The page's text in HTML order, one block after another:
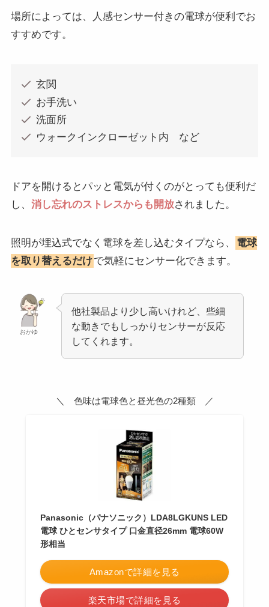
場所によっては、人感センサー付きの電球が便利でお
すすめです。
玄関
お手洗い
洗面所
ウォークインクローゼット内 など
ドアを開けるとパッと電気が付くのがとっても便利だ
し、 消し忘れのストレスからも開放されました。
照明が埋込式でなく電球を差し込むタイプなら、
電球
を取り替えるだけで気軽にセンサー化できます。
おかゆ
他社製品より少し高いけれど、些細
な動きでもしっかりセンサーが反応
してくれます。
＼ 色味は電球色と昼光色の2種類 ／
Panasonic（パナソニック）LDA8LGKUNS LED
電球 ひとセンサタイプ 口金直径26mm 電球60W
形相当
Amazonで詳細を見る
楽天市場で詳細を見る